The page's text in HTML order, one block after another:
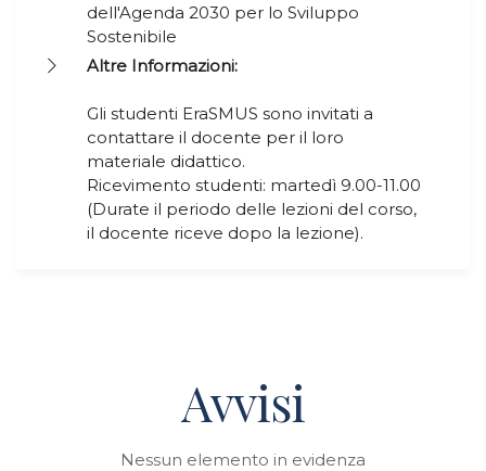
dell'Agenda 2030 per lo Sviluppo
Sostenibile
Altre Informazioni:
Gli studenti EraSMUS sono invitati a
contattare il docente per il loro
materiale didattico.
​​​​​​​Ricevimento studenti: martedì 9.00-11.00
(Durate il periodo delle lezioni del corso,
il docente riceve dopo la lezione).
Avvisi
Nessun elemento in evidenza